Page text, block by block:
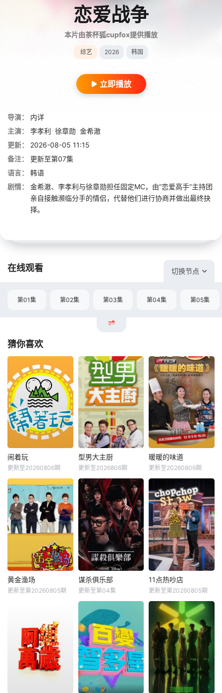
恋爱战争
本片由茶杯狐cupfox提供播放
综艺 2026 韩国
立即播放
导演：
内详
主演：
李孝利 徐章勋 金希澈
更新：
2026-08-05 11:15
备注：
更新至第07集
语言：
韩语
剧情：
金希澈、李孝利与徐章勋担任固定MC，由“恋爱高手”主持团
亲自接触濒临分手的情侣，代替他们进行协商并做出最终抉
择。
在线观看 切换节点
第01集 第02集 第03集 第04集 第05集
猜你喜欢
闹着玩
更新至20260806期
型男大主厨
更新至2026806期
暖暖的味道
更新至20260806期
黄金渔场
更新至第20260805期
谋杀俱乐部
更新至第04集
11点热吵店
更新至第20260805期